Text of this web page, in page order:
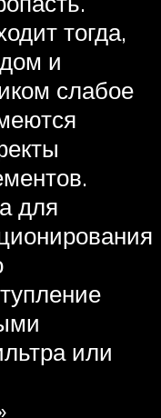
тогда,
и
слабое
для
или